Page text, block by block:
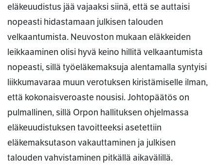
eläkeuudistus jää vajaaksi siinä, että se auttaisi
nopeasti hidastamaan julkisen talouden
velkaantumista. Neuvoston mukaan eläkkeiden
leikkaaminen olisi hyvä keino hillitä velkaantumista
nopeasti, sillä työeläkemaksuja alentamalla syntyisi
liikkumavaraa muun verotuksen kiristämiselle ilman,
että kokonaisveroaste nousisi. Johtopäätös on
pulmallinen, sillä Orpon hallituksen ohjelmassa
eläkeuudistuksen tavoitteeksi asetettiin
eläkemaksutason vakauttaminen ja julkisen
talouden vahvistaminen pitkällä aikavälillä.